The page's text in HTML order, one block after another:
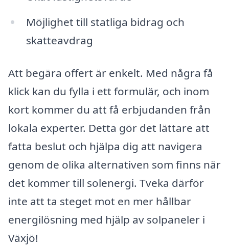
Möjlighet till statliga bidrag och
skatteavdrag
Att begära offert är enkelt. Med några få
klick kan du fylla i ett formulär, och inom
kort kommer du att få erbjudanden från
lokala experter. Detta gör det lättare att
fatta beslut och hjälpa dig att navigera
genom de olika alternativen som finns när
det kommer till solenergi. Tveka därför
inte att ta steget mot en mer hållbar
energilösning med hjälp av solpaneler i
Växjö!